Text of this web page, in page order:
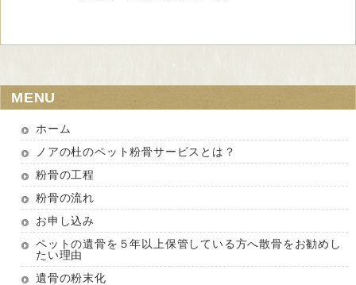
MENU
ホーム
ノアの杜のペット粉骨サービスとは？
粉骨の工程
粉骨の流れ
お申し込み
ペットの遺骨を５年以上保管している方へ散骨をお勧めし
たい理由
遺骨の粉末化